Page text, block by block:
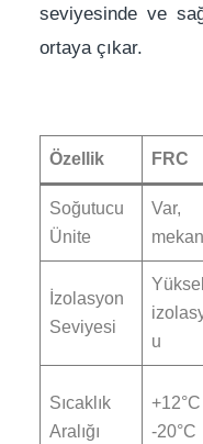
seviyesinde ve
ortaya çıkar.
Özellik FRC
Soğutucu
Ünite
Var,
İzolasyon
Seviyesi
u
Sıcaklık
Aralığı
-20°C